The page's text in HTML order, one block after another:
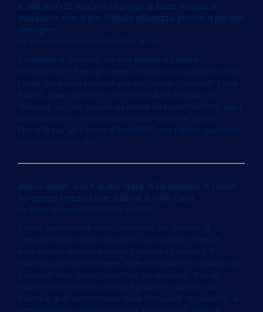
IL SINDACO DI GENOVA Lo sfogo di Bucci: «Gioco al
massacro, non ci sto. Chiedo chiarezza, pronto a parlare
con i pm»
Marco Imarisio on 13/05/2024 at 06:07
Il sindaco di Genova: «Le mie parole sui maiali
intercettate? Per ogni area nel porto si scatena la rissa.
I soldi del ponte Morandi per un favore a Spinelli? È una
falsità, quei soldi non c’entrano nulla»Il sindaco di
Genova: «Le mie parole sui maiali intercettate? Per ogni
area nel porto si scatena la rissa. I soldi del ponte
Morandi per un favore a Spinelli? È una falsità, quei soldi
non c’entrano nulla»
Marco Balich: «Ero il dj alle feste di De Michelis. A Torino
ho tenuto lontani Peter Gabriel e Yoko Ono»
on 13/05/2024 at 06:05
Il gran cerimoniere delle Olimpiadi: «Io sindaco di
Venezia? Non chiudo la porta». La curiosità: «Per un
matrimonio indiano a Borgo Egnazia mi diedero 18
milioni»Il gran cerimoniere delle Olimpiadi: «Io sindaco di
Venezia? Non chiudo la porta». La curiosità: «Per un
matrimonio indiano a Borgo Egnazia mi diedero 18
milioni»Il gran cerimoniere delle Olimpiadi: «Io sindaco di